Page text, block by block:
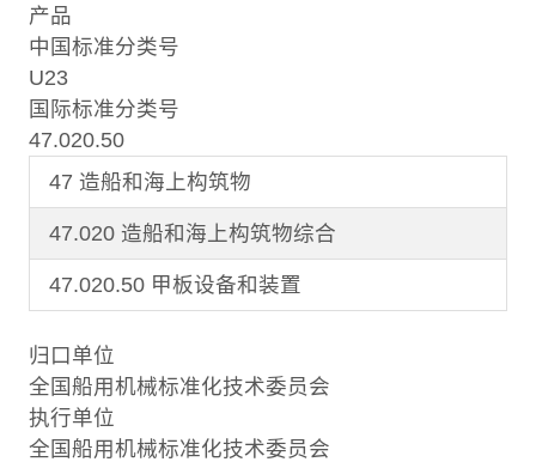
产品
中国标准分类号
U23
国际标准分类号
47.020.50
47 造船和海上构筑物
47.020 造船和海上构筑物综合
47.020.50 甲板设备和装置
归口单位
全国船用机械标准化技术委员会
执行单位
全国船用机械标准化技术委员会